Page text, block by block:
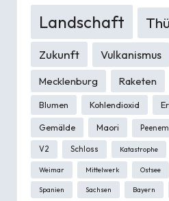
Landschaft
Zukunft Vulkanismus
Mecklenburg
Raketen
Blumen Kohlendioxid
Gemälde Maori
V2 Schloss Katastrophe
Weimar Mittelwerk Ostsee
Spanien Sachsen Bayern